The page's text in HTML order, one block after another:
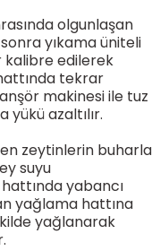
olgunlaşan
yıkama üniteli
kalibre edilerek
tekrar
makinesi ile tuz
azaltılır.
zeytinlerin buharla
suyu
yabancı
yağlama hattına
yağlanarak